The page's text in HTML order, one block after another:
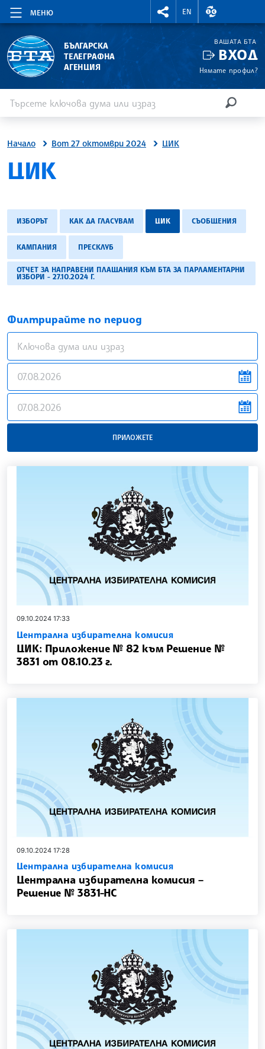
МЕНЮ
RIGHTMENU.SOCIAL
EN
ВАЛУТНИ
БЪЛГАРСКА
ТЕЛЕГРАФНА
АГЕНЦИЯ
ВАШАТА БТА
ВХОД
Нямате профил?
Начало Вот 27 октомври 2024 ЦИК
ЦИК
ИЗБОРЪТ КАК ДА ГЛАСУВАМ ЦИК СЪОБЩЕНИЯ
КАМПАНИЯ ПРЕСКЛУБ
ОТЧЕТ ЗА НАПРАВЕНИ ПЛАЩАНИЯ КЪМ БТА ЗА ПАРЛАМЕНТАРНИ
ИЗБОРИ - 27.10.2024 Г.
Филтрирайте по период
news.filter.from
news.filter.to
ПРИЛОЖЕТЕ
09.10.2024 17:33
Централна избирателна комисия
ЦИК: Приложение № 82 към Решение №
3831 от 08.10.23 г.
09.10.2024 17:28
Централна избирателна комисия
Централна избирателна комисия –
Решение № 3831-НС